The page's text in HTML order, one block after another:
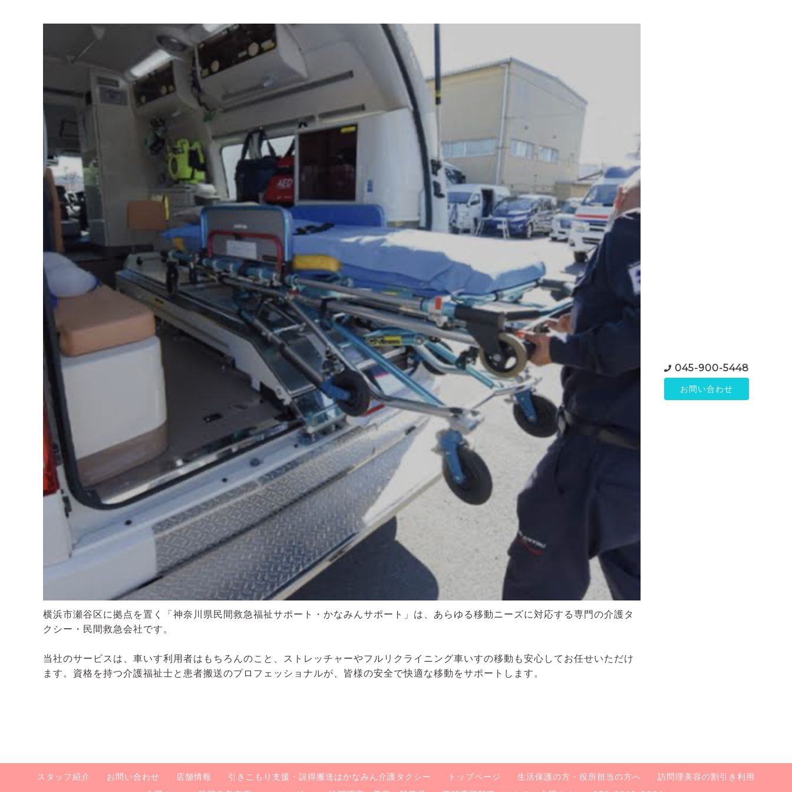
横浜市瀬谷区に拠点を置く「神奈川県民間救急福祉サポート・かなみんサポート」は、あらゆる移動ニーズに対応する専門の介護タ
クシー・民間救急会社です。
当社のサービスは、車いす利用者はもちろんのこと、ストレッチャーやフルリクライニング車いすの移動も安心してお任せいただけ
ます。資格を持つ介護福祉士と患者搬送のプロフェッショナルが、皆様の安全で快適な移動をサポートします。
045-900-5448
お問い合わせ
スタッフ紹介 お問い合わせ 店舗情報 引きこもり支援・説得搬送はかなみん介護タクシー トップページ 生活保護の方・役所担当の方へ
訪問理美容の割引き利用